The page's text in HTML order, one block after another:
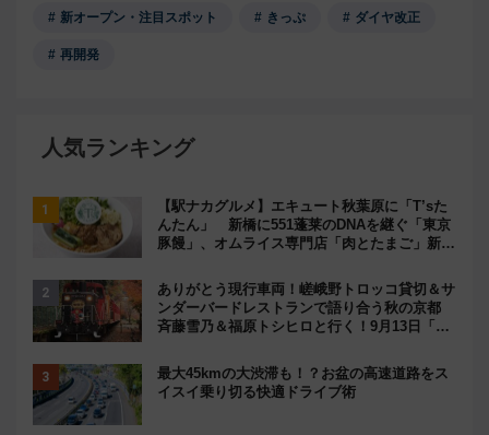
新オープン・注目スポット きっぷ ダイヤ改正
再開発
人気ランキング
【駅ナカグルメ】エキュート秋葉原に「T’sた
んたん」 新橋に551蓬莱のDNAを継ぐ「東京
豚饅」、オムライス専門店「肉とたまご」新グ
ありがとう現行車両！嵯峨野トロッコ貸切＆サ
ンダーバードレストランで語り合う秋の京都
斉藤雪乃＆福原トシヒロと行く！9月13日「京
最大45kmの大渋滞も！？お盆の高速道路をス
イスイ乗り切る快適ドライブ術